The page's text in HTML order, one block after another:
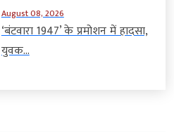
August 08, 2026
‘बंटवारा 1947’ के प्रमोशन में हादसा,
युवक...